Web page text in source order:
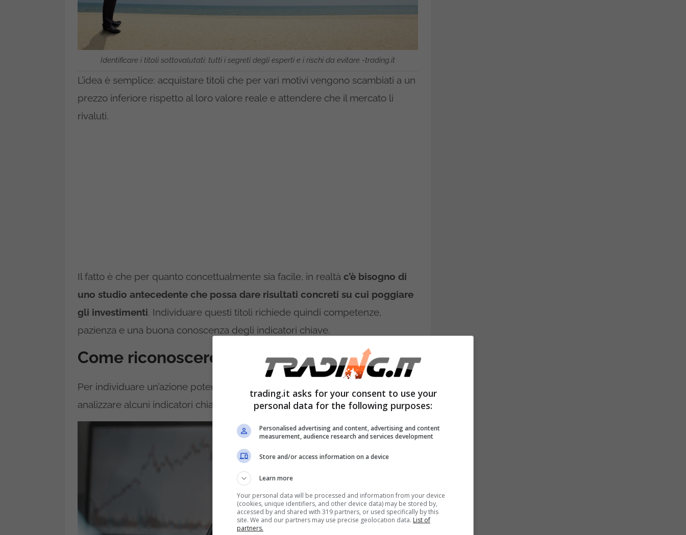
Identificare i titoli sottovalutati: tutti i segreti degli esperti e i rischi da evitare -trading.it
L’idea è semplice: acquistare titoli che per vari motivi vengono scambiati a un
prezzo inferiore rispetto al loro valore reale e attendere che il mercato li
rivaluti.
Il fatto è che per quanto concettualmente sia facile, in realtà c’è bisogno di
uno studio antecedente che possa dare risultati concreti su cui poggiare
gli investimenti. Individuare questi titoli richiede quindi competenze,
pazienza e una buona conoscenza degli indicatori chiave.
Come riconoscere un titolo sottovalutato
Per individuare un’azione potenzialmente sottovalutata, è fondamentale
analizzare alcuni indicatori chiave:
trading.it asks for your consent to use your
personal data for the following purposes:
Personalised advertising and content, advertising and content
measurement, audience research and services development
Store and/or access information on a device
Learn more
Your personal data will be processed and information from your device
(cookies, unique identifiers, and other device data) may be stored by,
accessed by and shared with 319 partners, or used specifically by this
site. We and our partners may use precise geolocation data. List of
partners.